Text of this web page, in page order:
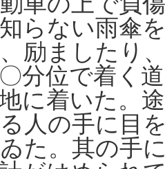
らない雨傘
励ましたり
分位で着く
に着いた。
人の手に目
た。其の手